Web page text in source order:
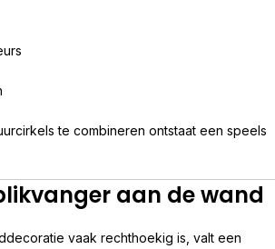
te combineren ontstaat een speels
aan de wand
vaak rechthoekig is, valt een